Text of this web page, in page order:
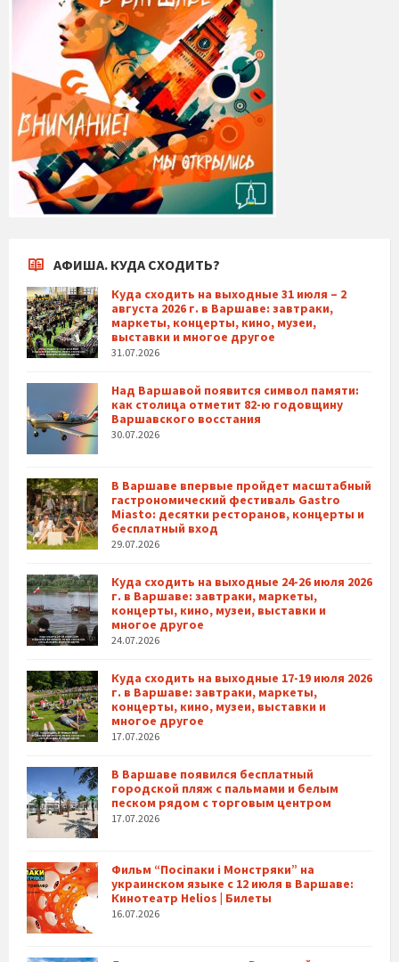
АФИША. КУДА СХОДИТЬ?
Куда сходить на выходные 31 июля – 2
августа 2026 г. в Варшаве: завтраки,
маркеты, концерты, кино, музеи,
выставки и многое другое
31.07.2026
Над Варшавой появится символ памяти:
как столица отметит 82-ю годовщину
Варшавского восстания
30.07.2026
В Варшаве впервые пройдет масштабный
гастрономический фестиваль Gastro
Miasto: десятки ресторанов, концерты и
бесплатный вход
29.07.2026
Куда сходить на выходные 24-26 июля 2026
г. в Варшаве: завтраки, маркеты,
концерты, кино, музеи, выставки и
многое другое
24.07.2026
Куда сходить на выходные 17-19 июля 2026
г. в Варшаве: завтраки, маркеты,
концерты, кино, музеи, выставки и
многое другое
17.07.2026
В Варшаве появился бесплатный
городской пляж с пальмами и белым
песком рядом с торговым центром
17.07.2026
Фильм “Посіпаки і Монстряки” на
украинском языке с 12 июля в Варшаве:
Кинотеатр Helios | Билеты
16.07.2026